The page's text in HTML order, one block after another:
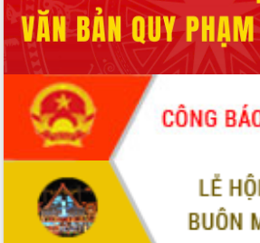
Tháo gỡ những vướng mắc, đẩy mạnh
công tác cải cách thủ tục hành chính
tại Trung tâm Phục vụ hành chính
công tỉnh
Đắk Lắk: Tôn vinh 46 giải pháp tại Hội
thi Sáng tạo Kỹ thuật 2024 - 2025
Đắk Lắk rà soát, điều chỉnh Đề án 190
về phát triển nuôi trồng thủy sản
Phó Chủ tịch UBND tỉnh Đắk Lắk
Trương Công Thái kiểm tra thực địa
Dự án cao tốc Khánh Hòa - Buôn Ma
Thuột